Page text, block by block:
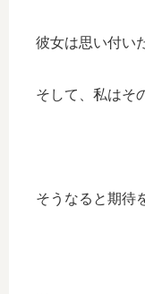
彼女は思い付い
そして、私はそ
そうなると期待